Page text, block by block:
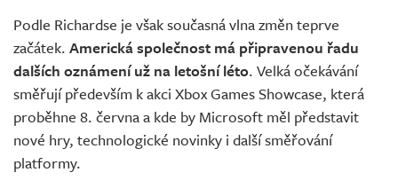
Podle Richardse je však současná vlna změn teprve
začátek. Americká společnost má připravenou řadu
dalších oznámení už na letošní léto. Velká očekávání
směřují především k akci Xbox Games Showcase, která
proběhne 8. června a kde by Microsoft měl představit
nové hry, technologické novinky i další směřování
platformy.